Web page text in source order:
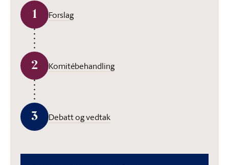
1 Forslag
2 Komitébehandling
3 Debatt og vedtak